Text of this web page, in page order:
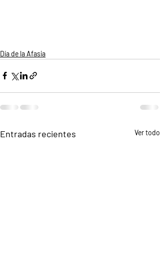
Día de la Afasia
Entradas recientes Ver todo